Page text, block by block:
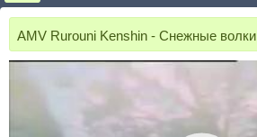
AMV Rurouni Kenshin - Снежные волки